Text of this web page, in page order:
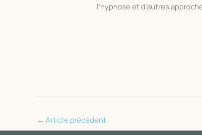
l’hypnose et d’autres
← Article précédent